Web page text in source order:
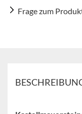
Frage zum